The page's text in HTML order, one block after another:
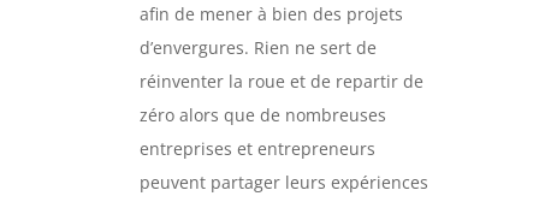
afin de mener à bien des projets
d’envergures. Rien ne sert de
réinventer la roue et de repartir de
zéro alors que de nombreuses
entreprises et entrepreneurs
peuvent partager leurs expériences